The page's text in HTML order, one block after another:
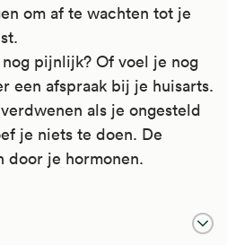
om af te wachten tot je
pijnlijk? Of voel je nog
een afspraak bij je huisarts.
als je ongesteld
je niets te doen. De
door je hormonen.